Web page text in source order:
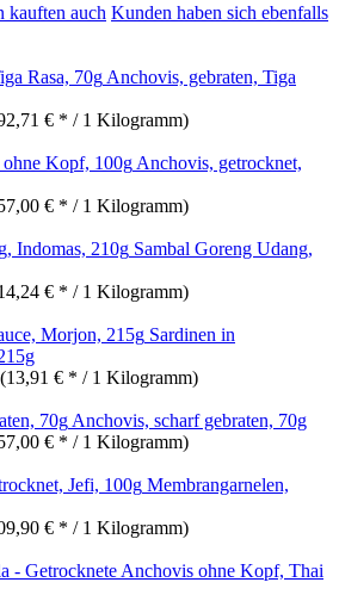
kauften auch Kunden haben sich ebenfalls
Anchovis, gebraten, Tiga
€ * / 1 Kilogramm)
Anchovis, getrocknet,
€ * / 1 Kilogramm)
Sambal Goreng Udang,
€ * / 1 Kilogramm)
Sardinen in
(13,91 € * / 1 Kilogramm)
Anchovis, scharf gebraten, 70g
€ * / 1 Kilogramm)
Membrangarnelen,
€ * / 1 Kilogramm)